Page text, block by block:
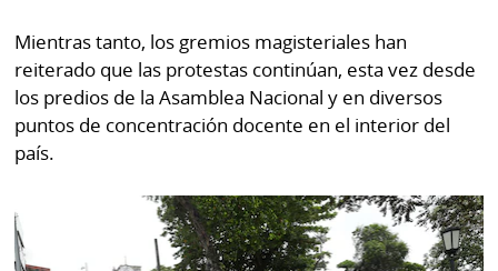
Mientras tanto, los gremios magisteriales han
reiterado que las protestas continúan, esta vez desde
los predios de la Asamblea Nacional y en diversos
puntos de concentración docente en el interior del
país.